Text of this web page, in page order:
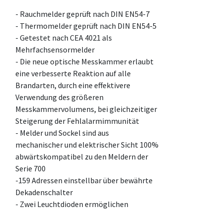
- Rauchmelder geprüft nach DIN EN54-7
- Thermomelder geprüft nach DIN EN54-5
- Getestet nach CEA 4021 als
Mehrfachsensormelder
- Die neue optische Messkammer erlaubt
eine verbesserte Reaktion auf alle
Brandarten, durch eine effektivere
Verwendung des größeren
Messkammervolumens, bei gleichzeitiger
Steigerung der Fehlalarmimmunität
- Melder und Sockel sind aus
mechanischer und elektrischer Sicht 100%
abwärtskompatibel zu den Meldern der
Serie 700
-159 Adressen einstellbar über bewährte
Dekadenschalter
- Zwei Leuchtdioden ermöglichen